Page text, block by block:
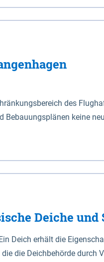
Schnackenburg im
Das
des
keine
Deiche und
Deich erhält die
die Deichbehörde durch